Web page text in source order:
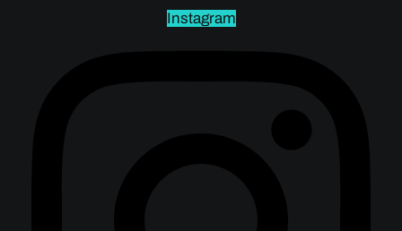
Instagram